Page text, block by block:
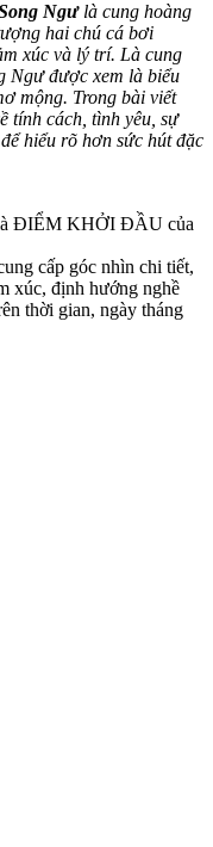
Ngưlà cung hoàng
hai chú cá bơi
xúc và lý trí. Là cung
Ngư được xem là biểu
mộng. Trong bài viết
tính cách, tình yêu, sự
hiểu rõ hơn sức hút đặc
là ĐIỂM KHỞI ĐẦU của
cấp góc nhìn chi tiết,
xúc, định hướng nghề
thời gian, ngày tháng